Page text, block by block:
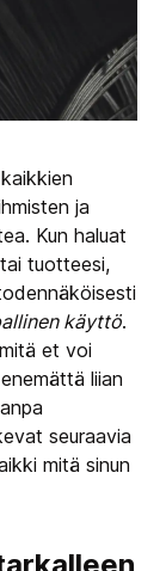
ja
Kun haluat
tuotteesi,
käyttö.
et voi
liian
seuraavia
mitä sinun